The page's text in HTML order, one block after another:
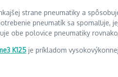
strane pneumatiky a
pneumatík sa
obe polovice pneumatiky
K125 je príkladom